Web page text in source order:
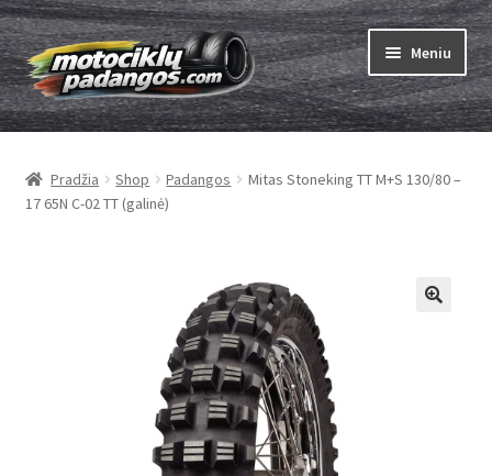
Pereiti
prie
meniu
Pereiti
prie
turinio
Meniu
Padangos
menu
Kameros
menu
Pradžia Shop Padangos
Mitas Stoneking TT M+S 130/80 –
17 65N C-02 TT (galinė)